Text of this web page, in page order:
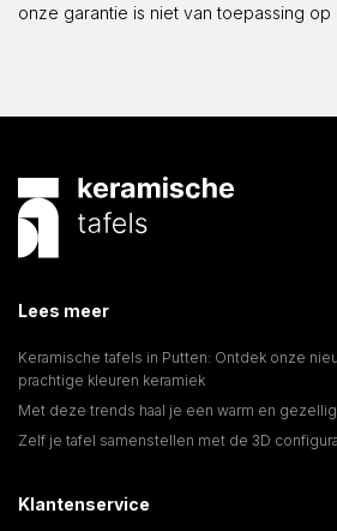
onze garantie is niet van toepassing
Lees meer
Keramische tafels in Putten: Ontdek onze
prachtige kleuren keramiek
Met deze trends haal je een warm en gezellig
Zelf je tafel samenstellen met de 3D
Klantenservice